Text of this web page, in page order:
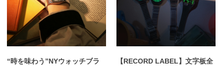
“時を味わう”NYウォッチブラ
【RECORD LABEL】文字板全